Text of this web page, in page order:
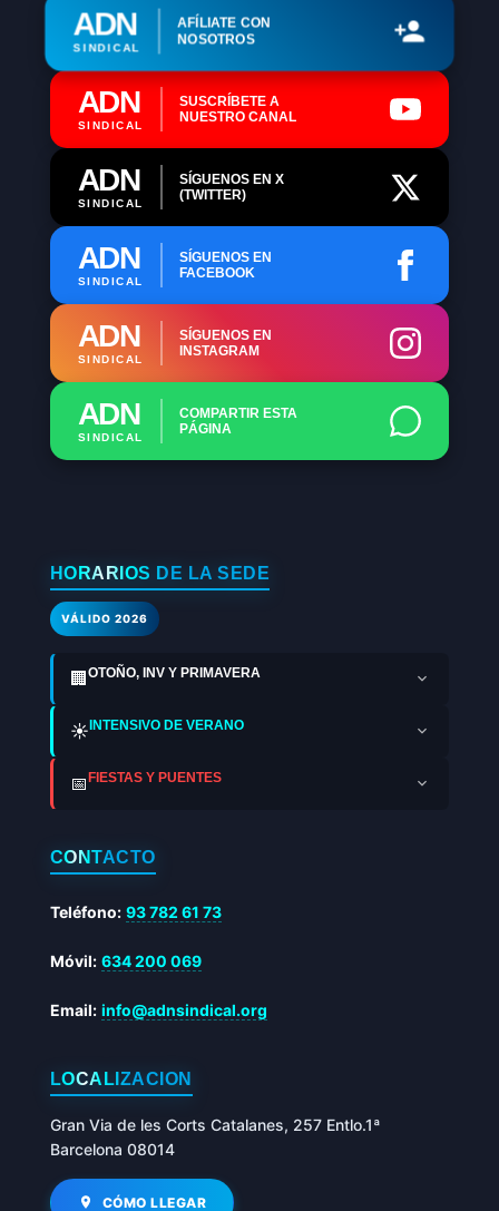
ADN
SINDICAL
AFÍLIATE CON
NOSOTROS
ADN
SINDICAL
SUSCRÍBETE A
NUESTRO CANAL
ADN
SINDICAL
SÍGUENOS EN X
(TWITTER)
ADN
SINDICAL
SÍGUENOS EN
FACEBOOK
ADN
SINDICAL
SÍGUENOS EN
INSTAGRAM
ADN
SINDICAL
COMPARTIR ESTA
PÁGINA
HORARIOS DE LA SEDE
VÁLIDO 2026
🏢OTOÑO, INV Y PRIMAVERA
☀️ INTENSIVO DE VERANO
📅 FIESTAS Y PUENTES
CONTACTO
Teléfono: 93 782 61 73
Móvil: 634 200 069
Email: info@adnsindical.org
LOCALIZACIÓN
Gran Via de les Corts Catalanes, 257 Entlo.1ª
Barcelona 08014
CÓMO LLEGAR